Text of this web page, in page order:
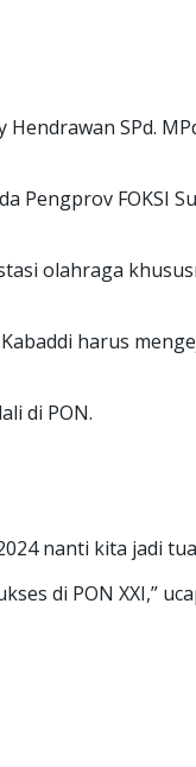
SPd.
Pengprov FOKSI
olahraga
harus
di PON.
nanti kita jadi
di PON XXI,”